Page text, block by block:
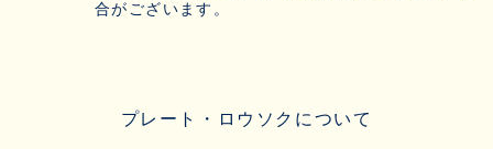
合がございます。
プレート・ロウソクについて